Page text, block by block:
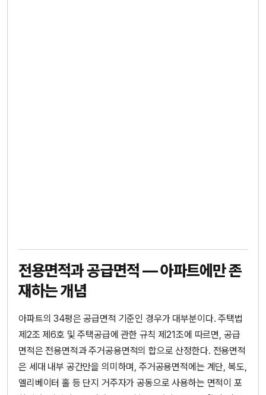
전용면적과 공급면적 — 아파트에만 존
재하는 개념
아파트의 34평은 공급면적 기준인 경우가 대부분이다. 주택법
제2조 제6호 및 주택공급에 관한 규칙 제21조에 따르면, 공급
면적은 전용면적과 주거공용면적의 합으로 산정한다. 전용면적
은 세대 내부 공간만을 의미하며, 주거공용면적에는 계단, 복도,
엘리베이터 홀 등 단지 거주자가 공동으로 사용하는 면적이 포